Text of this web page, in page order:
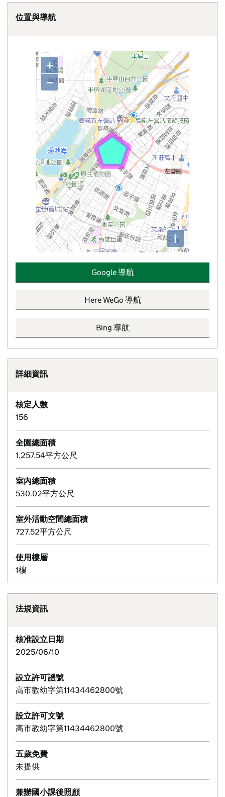
位置與導航
高雄市私立左營哈波特幼兒園 的地理位置圖
+
−
i
Google 導航
Here WeGo 導航
Bing 導航
詳細資訊
核定人數
156
全園總面積
1,257.54平方公尺
室內總面積
530.02平方公尺
室外活動空間總面積
727.52平方公尺
使用樓層
1樓
法規資訊
核准設立日期
2025/06/10
設立許可證號
高市教幼字第11434462800號
設立許可文號
高市教幼字第11434462800號
五歲免費
未提供
兼辦國小課後照顧